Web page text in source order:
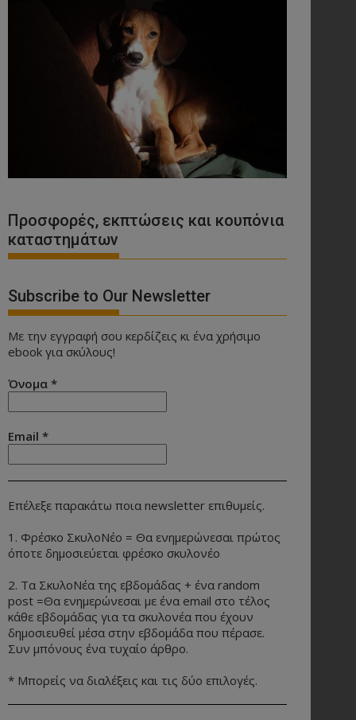
Προσφορές, εκπτώσεις και κουπόνια
καταστημάτων
Subscribe to Our Newsletter
Με την εγγραφή σου κερδίζεις κι ένα χρήσιμο
ebook για σκύλους!
Όνομα *
Email *
Επέλεξε παρακάτω ποια newsletter επιθυμείς.
1. Φρέσκο ΣκυλοΝέο = Θα ενημερώνεσαι πρώτος
όποτε δημοσιεύεται φρέσκο σκυλονέο
2. Τα ΣκυλοΝέα της εβδομάδας + ένα random
post =Θα ενημερώνεσαι με ένα email στο τέλος
κάθε εβδομάδας για τα σκυλονέα που έχουν
δημοσιευθεί μέσα στην εβδομάδα που πέρασε.
Συν μπόνους ένα τυχαίο άρθρο.
* Μπορείς να διαλέξεις και τις δύο επιλογές.